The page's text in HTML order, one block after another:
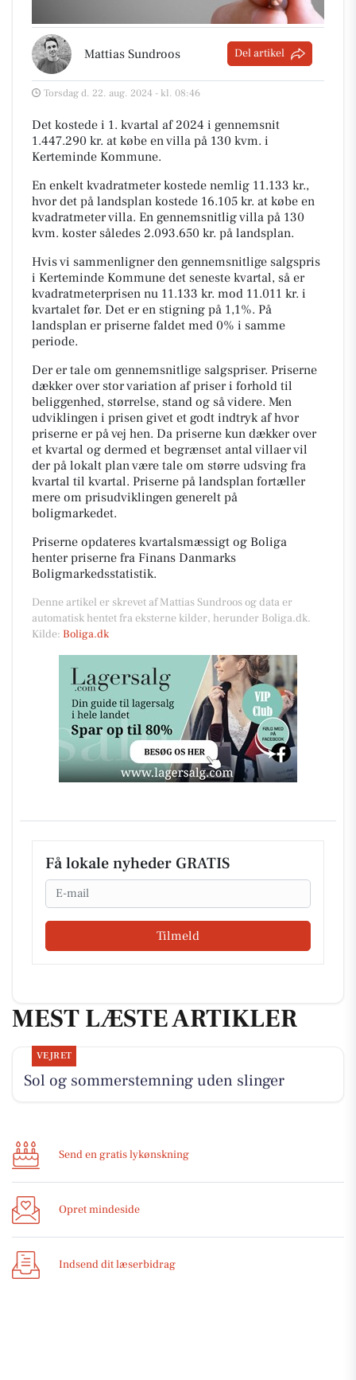
Mattias Sundroos Del artikel
Torsdag d. 22. aug. 2024 - kl. 08:46
Det kostede i 1. kvartal af 2024 i gennemsnit
1.447.290 kr. at købe en villa på 130 kvm. i
Kerteminde Kommune.
En enkelt kvadratmeter kostede nemlig 11.133 kr.,
hvor det på landsplan kostede 16.105 kr. at købe en
kvadratmeter villa. En gennemsnitlig villa på 130
kvm. koster således 2.093.650 kr. på landsplan.
Hvis vi sammenligner den gennemsnitlige salgspris
i Kerteminde Kommune det seneste kvartal, så er
kvadratmeterprisen nu 11.133 kr. mod 11.011 kr. i
kvartalet før. Det er en stigning på 1,1%. På
landsplan er priserne faldet med 0% i samme
periode.
Der er tale om gennemsnitlige salgspriser. Priserne
dækker over stor variation af priser i forhold til
beliggenhed, størrelse, stand og så videre. Men
udviklingen i prisen givet et godt indtryk af hvor
priserne er på vej hen. Da priserne kun dækker over
et kvartal og dermed et begrænset antal villaer vil
der på lokalt plan være tale om større udsving fra
kvartal til kvartal. Priserne på landsplan fortæller
mere om prisudviklingen generelt på
boligmarkedet.
Priserne opdateres kvartalsmæssigt og Boliga
henter priserne fra Finans Danmarks
Boligmarkedsstatistik.
Denne artikel er skrevet af Mattias Sundroos og data er
automatisk hentet fra eksterne kilder, herunder Boliga.dk.
Kilde: Boliga.dk
Få lokale nyheder GRATIS
Email
Tilmeld
MEST LÆSTE ARTIKLER
VEJRET
Sol og sommerstemning uden slinger
Send en gratis lykønskning
Opret mindeside
Indsend dit læserbidrag